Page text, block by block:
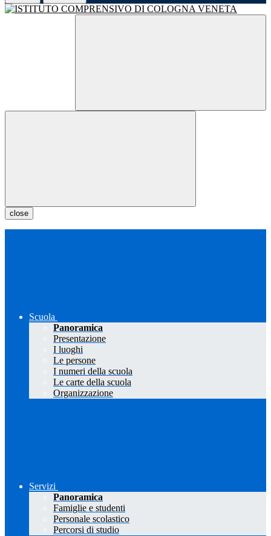
close
Scuola
Panoramica
Presentazione
I luoghi
Le persone
I numeri della scuola
Le carte della scuola
Organizzazione
Servizi
Panoramica
Famiglie e studenti
Personale scolastico
Percorsi di studio